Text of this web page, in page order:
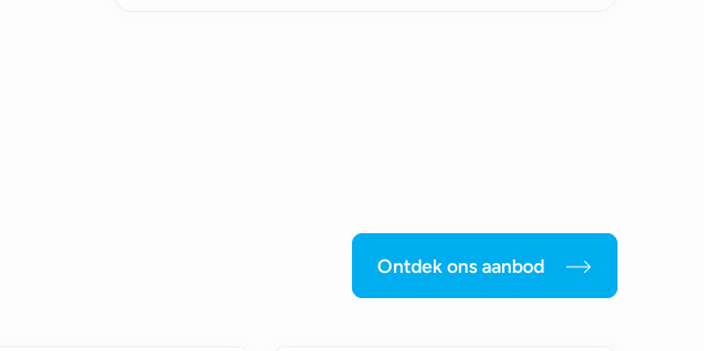
Ontdek ons aanbod